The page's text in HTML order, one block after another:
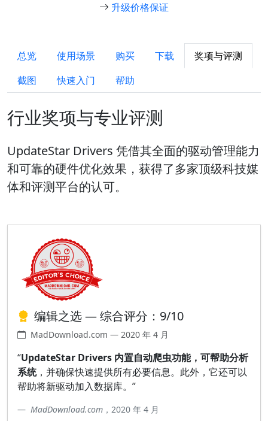
升级价格保证
总览 使用场景 购买 下载
奖项与评测
截图
快速入门 帮助
行业奖项与专业评测
UpdateStar Drivers 凭借其全面的驱动管理能力
和可靠的硬件优化效果，获得了多家顶级科技媒
体和评测平台的认可。
编辑之选 — 综合评分：9/10
MadDownload.com — 2020 年 4 月
“UpdateStar Drivers 内置自动爬虫功能，可帮助分析
系统，并确保快速提供所有必要信息。此外，它还可以
帮助将新驱动加入数据库。”
MadDownload.com ，2020 年 4 月